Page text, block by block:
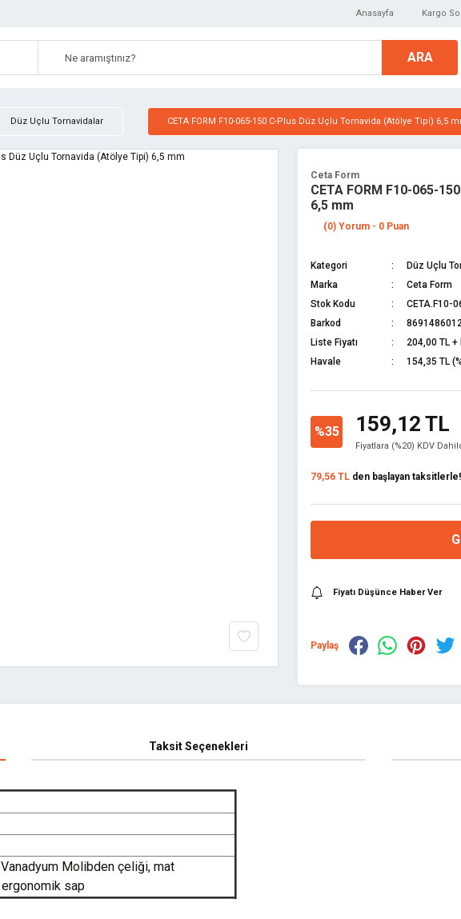
Anasayfa Kargo
ARA
Düz Uçlu Tornavidalar CETA FORM F10-065-150 C-Plus Düz Uçlu Tornavida (Atölye Tipi) 6,5
Ceta Form
CETA FORM F10-065-
6,5 mm
(0) Yorum - 0 Puan
Kategori
Düz Uçlu
Marka
Ceta Form
Stok Kodu
CETA.F10-
Barkod
Liste Fiyatı
204,00 TL +
Havale
154,35 TL
%35 159,12 TL
Fiyatlara (%20) KDV
79,56 TL den başlayan
Fiyatı Düşünce Haber Ver
Paylaş
Taksit Seçenekleri
Molibden çeliği, mat
ergonomik sap